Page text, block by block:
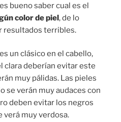
bueno saber cual es el
color de piel, de lo
resultados terribles.
un clásico en el cabello,
clara deberían evitar este
muy pálidas. Las pieles
se verán muy audaces con
deben evitar los negros
verá muy verdosa.